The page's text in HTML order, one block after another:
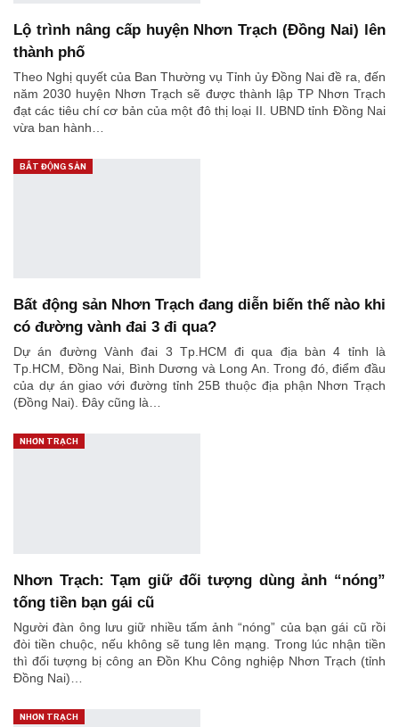
Lộ trình nâng cấp huyện Nhơn Trạch (Đồng Nai) lên
thành phố
Theo Nghị quyết của Ban Thường vụ Tỉnh ủy Đồng Nai đề ra, đến
năm 2030 huyện Nhơn Trạch sẽ được thành lập TP Nhơn Trạch
đạt các tiêu chí cơ bản của một đô thị loại II. UBND tỉnh Đồng Nai
vừa ban hành…
BẤT ĐỘNG SẢN
Bất động sản Nhơn Trạch đang diễn biến thế nào khi
có đường vành đai 3 đi qua?
Dự án đường Vành đai 3 Tp.HCM đi qua địa bàn 4 tỉnh là
Tp.HCM, Đồng Nai, Bình Dương và Long An. Trong đó, điểm đầu
của dự án giao với đường tỉnh 25B thuộc địa phận Nhơn Trạch
(Đồng Nai). Đây cũng là…
NHƠN TRẠCH
Nhơn Trạch: Tạm giữ đối tượng dùng ảnh “nóng”
tống tiền bạn gái cũ
Người đàn ông lưu giữ nhiều tấm ảnh “nóng” của bạn gái cũ rồi
đòi tiền chuộc, nếu không sẽ tung lên mạng. Trong lúc nhận tiền
thì đối tượng bị công an Đồn Khu Công nghiệp Nhơn Trạch (tỉnh
Đồng Nai)…
NHƠN TRẠCH